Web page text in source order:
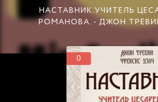
НАСТАВНИК.УЧИТЕЛЬ
РОМАНОВА. - ДЖОН
0